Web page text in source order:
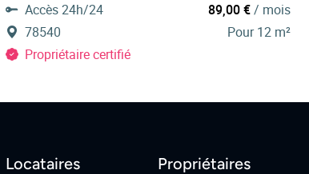
Accès 24h/24
78540
Propriétaire certifié
89,00 €/ mois
Pour 12 m²
Locataires Propriétaires